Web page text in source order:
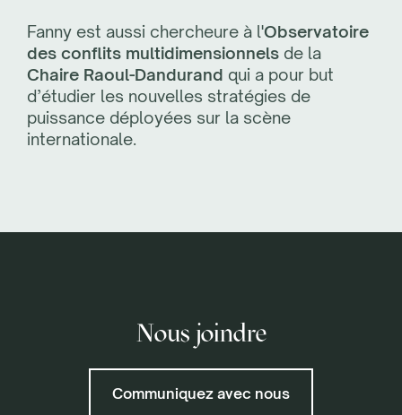
Fanny est aussi chercheure à l'Observatoire
des conflits multidimensionnels de la
Chaire Raoul-Dandurand qui a pour but
d’étudier les nouvelles stratégies de
puissance déployées sur la scène
internationale.
Nous joindre
Communiquez avec nous